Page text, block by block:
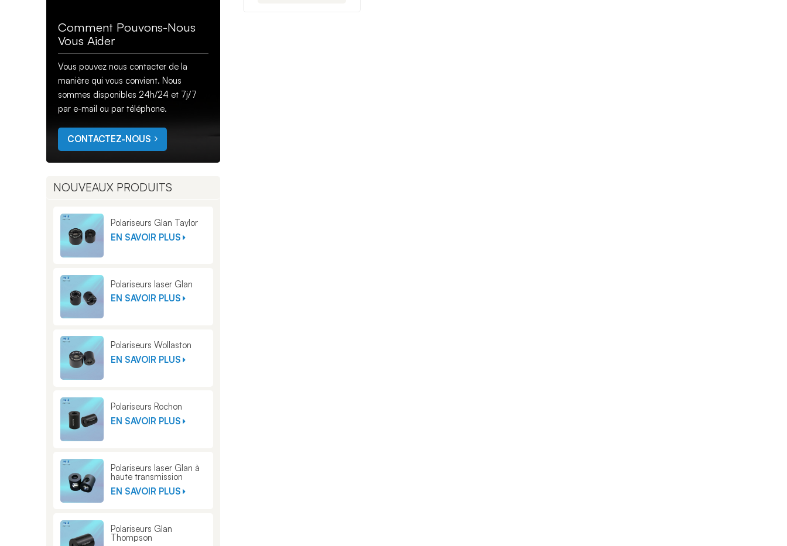
Comment Pouvons-Nous
Vous Aider
Vous pouvez nous contacter de la
manière qui vous convient. Nous
sommes disponibles 24h/24 et 7j/7
par e-mail ou par téléphone.
CONTACTEZ-NOUS
NOUVEAUX PRODUITS
Polariseurs Glan Taylor
EN SAVOIR PLUS
Polariseurs laser Glan
EN SAVOIR PLUS
Polariseurs Wollaston
EN SAVOIR PLUS
Polariseurs Rochon
EN SAVOIR PLUS
Polariseurs laser Glan à
haute transmission
EN SAVOIR PLUS
Polariseurs Glan
Thompson